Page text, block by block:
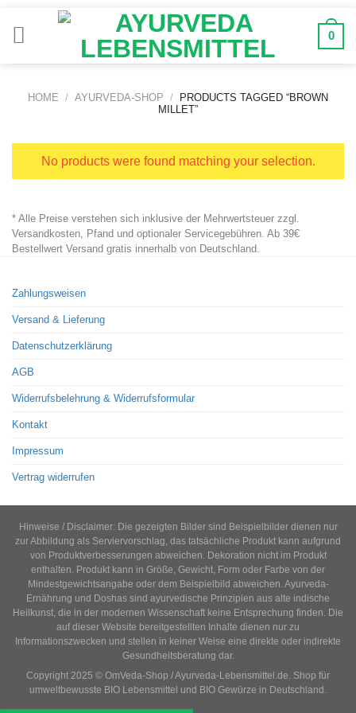
Inhalt
0
HOME / AYURVEDA-SHOP /
PRODUCTS TAGGED “BROWN
MILLET”
No products were found matching your selection.
* Alle Preise verstehen sich inklusive der Mehrwertsteuer zzgl.
Versandkosten, Pfand und optionaler Servicegebühren. Ab 39€
Bestellwert Versand gratis innerhalb von Deutschland.
Zahlungsweisen
Versand & Lieferung
Datenschutzerklärung
AGB
Widerrufsbelehrung & Widerrufsformular
Kontakt
Impressum
Vertrag widerrufen
Hinweise / Disclaimer: Die gezeigten Bilder sind Beispielbilder dienen nur
zur Abbildung als Serviervorschlag, das tatsächliche Produkt kann aufgrund
von Produktverbesserungen abweichen. Dekoration nicht im Produkt
enthalten. Produkt kann in Größe, Gewicht, Form oder Farbe von der
Mindestgewichtsangabe oder dem Beispielbild abweichen. Ayurveda-
Ernährung und Doshas sind ayurvedische Prinzipien aus alte indische
Heilkunst, die in der modernen Wissenschaft keine Entsprechung finden. Die
auf dieser Website bereitgestellten Inhalte dienen nur zu
Informationszwecken und stellen in keiner Weise eine direkte oder indirekte
Gesundheitsberatung dar.
Copyright 2025 © OmVeda-Shop / Ayurveda-Lebensmittel.de. Shop für
umweltbewusste BIO Lebensmittel und BIO Gewürze in Deutschland.